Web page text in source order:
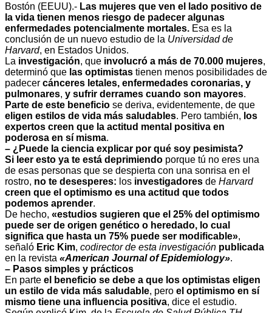
Bostón (EEUU).- Las mujeres que ven el lado positivo de
la vida tienen menos riesgo de padecer algunas
enfermedades potencialmente mortales. Esa es la
conclusión de un nuevo estudio de la Universidad de
Harvard, en Estados Unidos.
La investigación, que involucró a más de 70.000 mujeres,
determinó que las optimistas tienen menos posibilidades de
padecer cánceres letales, enfermedades coronarias, y
pulmonares, y sufrir derrames cuando son mayores.
Parte de este beneficio se deriva, evidentemente, de que
eligen estilos de vida más saludables. Pero también, los
expertos creen que la actitud mental positiva en
poderosa en sí misma.
– ¿Puede la ciencia explicar por qué soy pesimista?
Si leer esto ya te está deprimiendo porque tú no eres una
de esas personas que se despierta con una sonrisa en el
rostro, no te desesperes: los investigadores de Harvard
creen que el optimismo es una actitud que todos
podemos aprender.
De hecho, «estudios sugieren que el 25% del optimismo
puede ser de origen genético o heredado, lo cual
significa que hasta un 75% puede ser modificable»,
señaló Eric Kim, codirector de esta investigación publicada
en la revista «American Journal of Epidemiology».
– Pasos simples y prácticos
En parte el beneficio se debe a que los optimistas eligen
un estilo de vida más saludable, pero el optimismo en sí
mismo tiene una influencia positiva, dice el estudio.